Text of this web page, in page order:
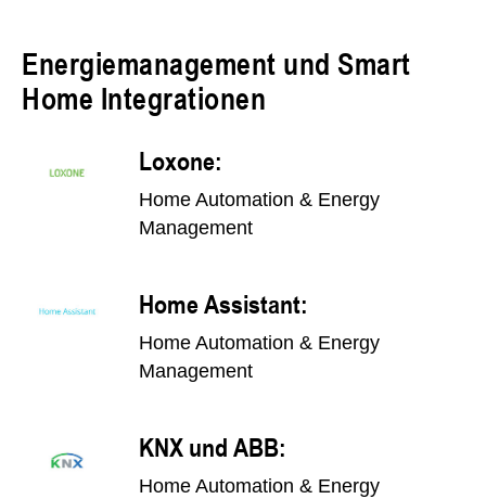
Energiemanagement und Smart
Home Integrationen
Loxone:
Home Automation & Energy
Management
Home Assistant:
Home Automation & Energy
Management
KNX und ABB:
Home Automation & Energy